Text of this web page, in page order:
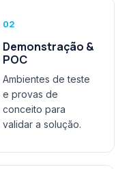
02
Demonstração &
POC
Ambientes de teste
e provas de
conceito para
validar a solução.